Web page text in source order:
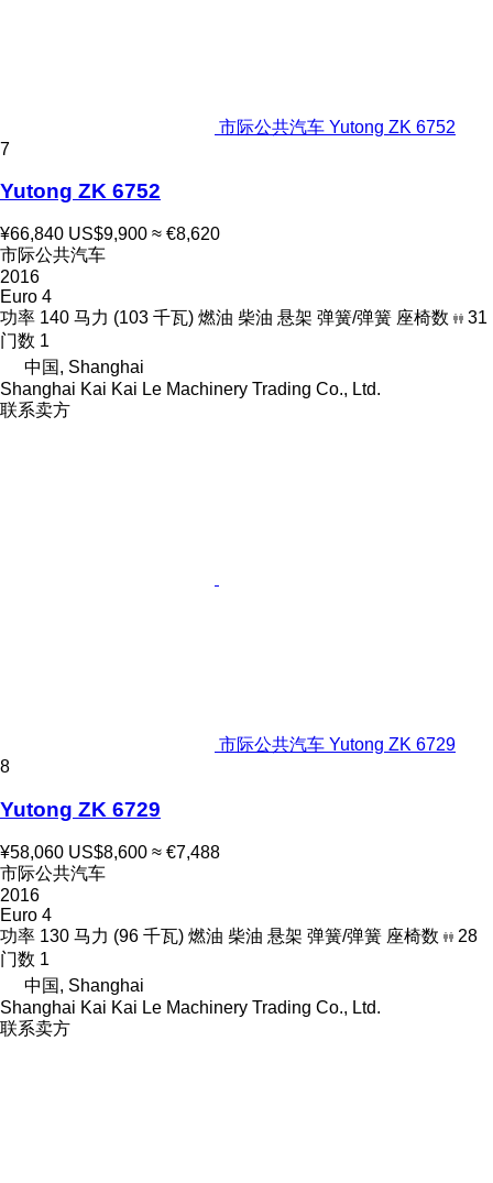
市际公共汽车 Yutong ZK 6752
7
Yutong ZK 6752
¥66,840 US$9,900 ≈ €8,620
市际公共汽车
2016
Euro 4
功率 140 马力 (103 千瓦) 燃油 柴油 悬架 弹簧/弹簧 座椅数
31
门数 1
中国, Shanghai
Shanghai Kai Kai Le Machinery Trading Co., Ltd.
联系卖方
市际公共汽车 Yutong ZK 6729
8
Yutong ZK 6729
¥58,060 US$8,600 ≈ €7,488
市际公共汽车
2016
Euro 4
功率 130 马力 (96 千瓦) 燃油 柴油 悬架 弹簧/弹簧 座椅数
28
门数 1
中国, Shanghai
Shanghai Kai Kai Le Machinery Trading Co., Ltd.
联系卖方